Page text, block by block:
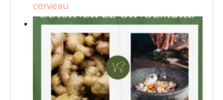
cerveau